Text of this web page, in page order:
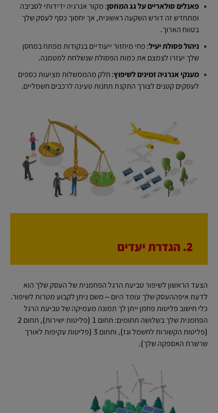
פאנלים סולאריים על גג המחסן: מקור אנרגיה ידידותי לסביבה
ומתחדש זה דורש השקעה ראשונית, אך יחסוך כסף לעסק שלך
בטווח הארוך.
ניהול פסולת יעיל: פחי מיחזור ייעודיים בנקודות מפתח במחסן
שלך יעזרו לצמצם את כמות הפסולת שנשלחת למטמנה.
מענקי אנרגיה זמינים לשיפוץ: חלק מהממשלות מציעות כספים
לעסקים קטנים לצורך התקנת תחנות טעינה לרכבים חשמליים.
2. הגדרת יעדים
הצעד הראשון לשיפור טביעת הרגל הפחמנית של העסק שלך הוא
לדעת איפההעסק שלך עומד היום – משם ניתן לקבוע מטרות לשיפור.
כלי חישוב פליטות פחמן ייתן לך תמונה מעמיקה של טביעת הרגל
הפחמנית שלך בשלושה תחומים: תחום 1 (פליטות ישירות), תחום 2
(פליטות הקשורות לחשמל וגז), ותחום 3 (פליטות עקיפות לאורך
שרשרת האספקה שלך).